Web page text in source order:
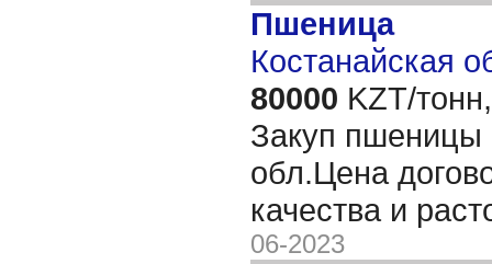
Пшеница
Костанайская
80000 KZT/тонн,
Закуп пшеницы
обл.Цена
качества и
06-2023